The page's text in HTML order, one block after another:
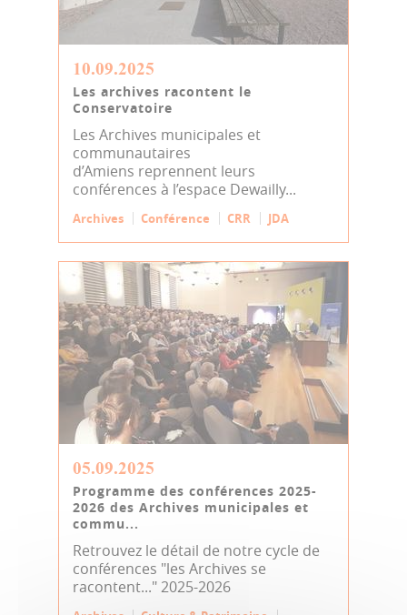
10.09.2025
Les archives racontent le
Conservatoire
Les Archives municipales et
communautaires
d’Amiens reprennent leurs
conférences à l’espace Dewailly...
Archives Conférence CRR JDA
05.09.2025
Programme des conférences 2025-
2026 des Archives municipales et
commu...
Retrouvez le détail de notre cycle de
conférences "les Archives se
racontent..." 2025-2026